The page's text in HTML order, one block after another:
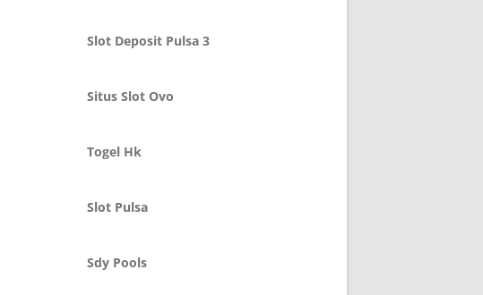
Slot Deposit Pulsa 3
Situs Slot Ovo
Togel Hk
Slot Pulsa
Sdy Pools